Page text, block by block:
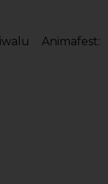
Animafest: